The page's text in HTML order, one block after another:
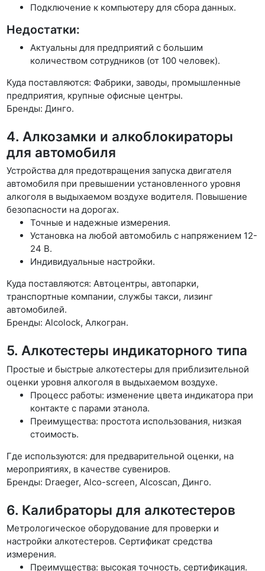
Подключение к компьютеру для сбора данных.
Недостатки:
Актуальны для предприятий с большим
количеством сотрудников (от 100 человек).
Куда поставляются: Фабрики, заводы, промышленные
предприятия, крупные офисные центры.
Бренды: Динго.
4. Алкозамки и алкоблокираторы
для автомобиля
Устройства для предотвращения запуска двигателя
автомобиля при превышении установленного уровня
алкоголя в выдыхаемом воздухе водителя. Повышение
безопасности на дорогах.
Точные и надежные измерения.
Установка на любой автомобиль с напряжением 12-
24 В.
Индивидуальные настройки.
Куда поставляются: Автоцентры, автопарки,
транспортные компании, службы такси, лизинг
автомобилей.
Бренды: Alcolock, Алкогран.
5. Алкотестеры индикаторного типа
Простые и быстрые алкотестеры для приблизительной
оценки уровня алкоголя в выдыхаемом воздухе.
Процесс работы: изменение цвета индикатора при
контакте с парами этанола.
Преимущества: простота использования, низкая
стоимость.
Где используются: для предварительной оценки, на
мероприятиях, в качестве сувениров.
Бренды: Draeger, Alco-screen, Alcoscan, Динго.
6. Калибраторы для алкотестеров
Метрологическое оборудование для проверки и
настройки алкотестеров. Сертификат средства
измерения.
Преимущества: высокая точность, сертификация.